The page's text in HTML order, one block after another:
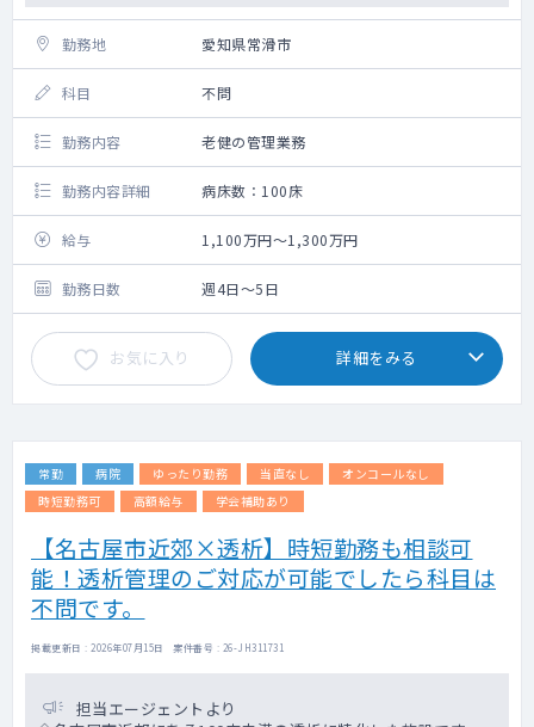
勤務地 愛知県常滑市
科目 不問
勤務内容 老健の管理業務
勤務内容詳細 病床数：100床
給与 1,100万円～1,300万円
勤務日数 週4日～5日
お気に入り 詳細をみる
常勤 病院 ゆったり勤務 当直なし
オンコールなし
時短勤務可
高額給与 学会補助あり
【名古屋市近郊×透析】時短勤務も相談可
能！透析管理のご対応が可能でしたら科目は
不問です。
掲載更新日 : 2026年07月15日 案件番号 : 26-JH311731
担当エージェントより